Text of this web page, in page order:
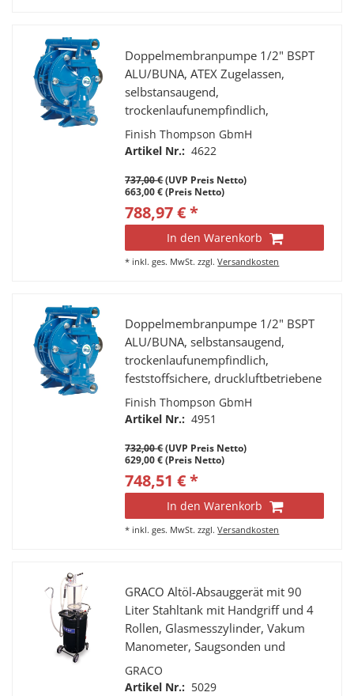
Doppelmembranpumpe 1/2" BSPT
ALU/BUNA, ATEX Zugelassen,
selbstansaugend,
trockenlaufunempfindlich,
feststoffsichere, druckluftbetriebene
Doppelmembranpumpe.
Finish Thompson GbmH
Artikel Nr.: 4622
737,00 €(UVP Preis Netto)
663,00 € (Preis Netto)
788,97 € *
In den Warenkorb
* inkl. ges. MwSt. zzgl.Versandkosten
Doppelmembranpumpe 1/2" BSPT
ALU/BUNA, selbstansaugend,
trockenlaufunempfindlich,
feststoffsichere, druckluftbetriebene
Doppelmembranpumpe.
Finish Thompson GbmH
Artikel Nr.: 4951
732,00 €(UVP Preis Netto)
629,00 € (Preis Netto)
748,51 € *
In den Warenkorb
* inkl. ges. MwSt. zzgl.Versandkosten
GRACO Altöl-Absauggerät mit 90
Liter Stahltank mit Handgriff und 4
Rollen, Glasmesszylinder, Vakum
Manometer, Saugsonden und
Abgabeschlauch mit gebogenem
Auslaufrohr
GRACO
Artikel Nr.: 5029